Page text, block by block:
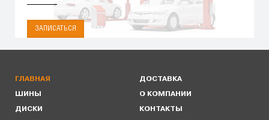
ЗАПИСАТЬСЯ
ГЛАВНАЯ
ШИНЫ
ДИСКИ
ДОСТАВКА
О КОМПАНИИ
КОНТАКТЫ